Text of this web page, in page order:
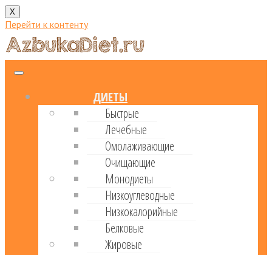
X
Перейти к контенту
ДИЕТЫ
Быстрые
Лечебные
Омолаживающие
Очищающие
Монодиеты
Низкоуглеводные
Низкокалорийные
Белковые
Жировые